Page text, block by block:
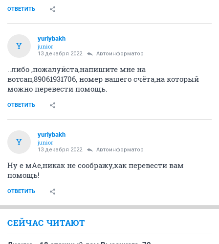
1000
1
Zosia_